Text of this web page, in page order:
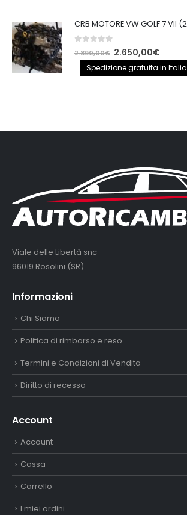
out of 5
2.890,00€ Il
prezzo
originale
2.650,00€Il
prezzo
attuale
Spedizione gratuita in Italia
Viale delle Libertà snc
96019 Rosolini (SR)
Informazioni
Chi Siamo
Politica di rimborso e reso
Termini e Condizioni di Vendita
Diritto di recesso
Account
Account
Cassa
Carrello
I miei ordini